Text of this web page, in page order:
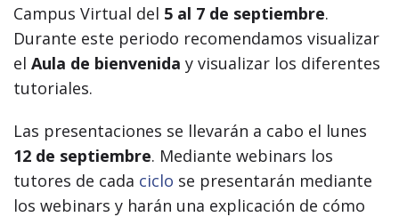
Campus Virtual del 5 al 7 de septiembre.
Durante este periodo recomendamos visualizar
el Aula de bienvenida y visualizar los diferentes
tutoriales.
Las presentaciones se llevarán a cabo el lunes
12 de septiembre. Mediante webinars los
tutores de cada ciclo se presentarán mediante
los webinars y harán una explicación de cómo